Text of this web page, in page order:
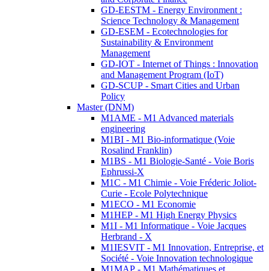
GD-EESTM - Energy Environment :
Science Technology & Management
GD-ESEM - Ecotechnologies for
Sustainability & Environment
Management
GD-IOT - Internet of Things : Innovation
and Management Program (IoT)
GD-SCUP - Smart Cities and Urban
Policy
Master (DNM)
M1AME - M1 Advanced materials
engineering
M1BI - M1 Bio-informatique (Voie
Rosalind Franklin)
M1BS - M1 Biologie-Santé - Voie Boris
Ephrussi-X
M1C - M1 Chimie - Voie Fréderic Joliot-
Curie - Ecole Polytechnique
M1ECO - M1 Economie
M1HEP - M1 High Energy Physics
M1I - M1 Informatique - Voie Jacques
Herbrand - X
M1IESVIT - M1 Innovation, Entreprise, et
Société - Voie Innovation technologique
M1MAP - M1 Mathématiques et